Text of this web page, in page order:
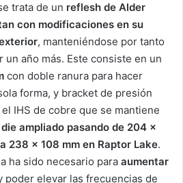
trata de un reflesh de Alder
con modificaciones en su
, manteniéndose por tanto
un año más. Este consiste en un
con doble ranura para hacer
forma, y bracket de presión
IHS de cobre que se mantiene
die ampliado pasando de 204 x
238 x 108 mm en Raptor Lake.
ha sido necesario para aumentar
poder elevar las frecuencias de